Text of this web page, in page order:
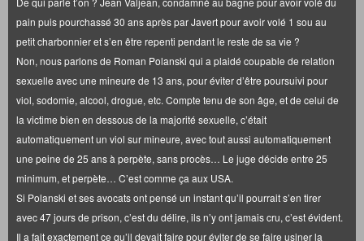
pain puis pourchassé 30 ans après par Javert pour avoir volé 1 sou au
petit charbonnier et s’en être repenti pendant le reste de sa vie ?
Non, nous parlons de Roman Polanski qui a plaidé coupable de relation
sexuelle avec une mineure de 13 ans, pour éviter d’être poursuivi pour
viol, sodomie, alcool, drogue, etc. Compte tenu de son âge, et de celui de
la victime bien en dessous de la majorité sexuelle, c’était
automatiquement un viol sur mineure, avec tout aussi automatiquement
une peine de 25 ans à perpète, sans procès… Le juge décide entre 25
minimum, et perpète… C’est comme ça aux USA.
Si Polanski et ses avocats ont pensé un instant qu’il pourrait s’en tirer
avec 47 jours de prison, c’est du délire, ils n’y ont jamais cru, c’est évident.
Il a fait exactement ce qu’il devait faire pour éviter de se faire usiner la